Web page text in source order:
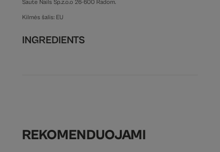
Saute Nails Sp.z.o.o 26-600 Radom.
Kilmės šalis: EU
INGREDIENTS
REKOMENDUOJAMI